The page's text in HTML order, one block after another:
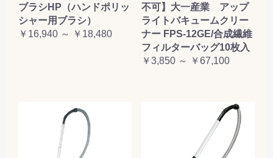
ブラシHP（ハンドポリッ
シャー用ブラシ）
￥16,940 ～ ￥18,480
不可】大一産業 アップ
ライトバキュームクリー
ナー FPS-12GE/合成繊維
フィルターバッグ10枚入
￥3,850 ～ ￥67,100